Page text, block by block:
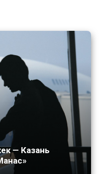
— Казань